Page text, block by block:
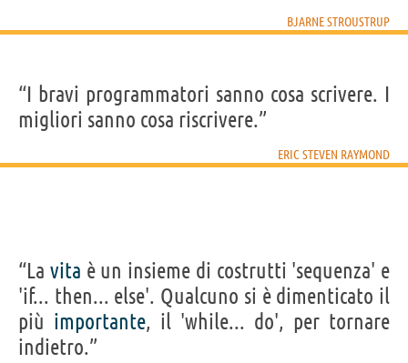
BJARNE STROUSTRUP
“I bravi programmatori sanno cosa scrivere. I
migliori sanno cosa riscrivere.”
ERIC STEVEN RAYMOND
“La vita è un insieme di costrutti 'sequenza' e
'if... then... else'. Qualcuno si è dimenticato il
più importante, il 'while... do', per tornare
indietro.”